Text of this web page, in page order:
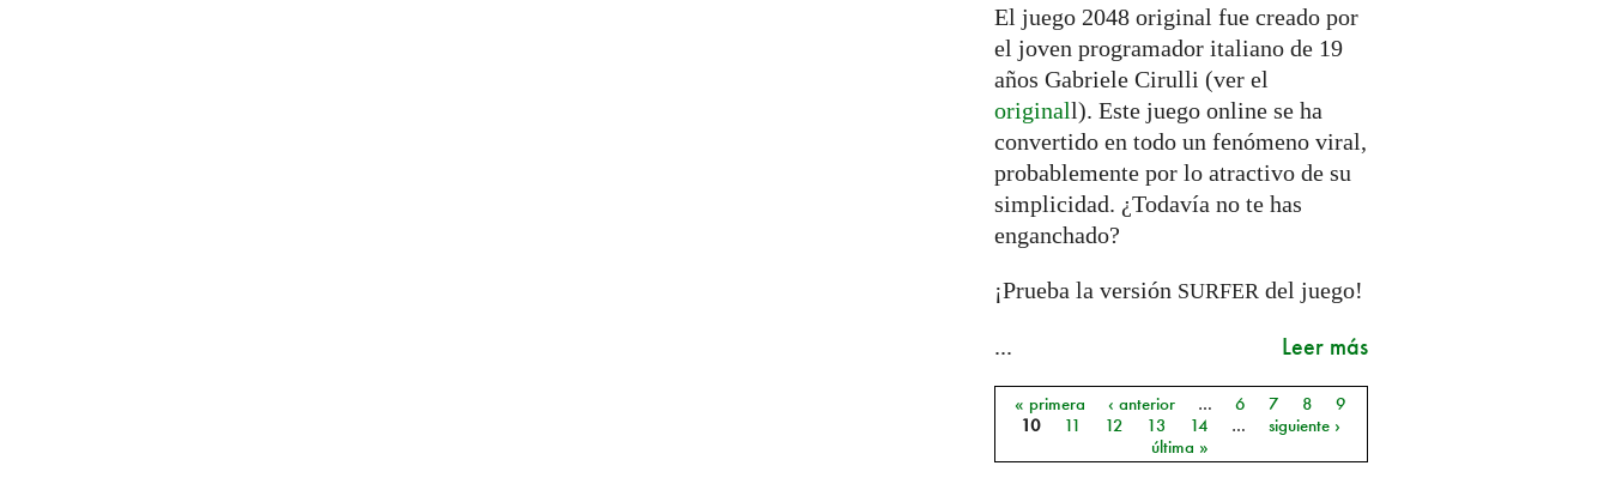
El juego 2048 original fue creado por
el joven programador italiano de 19
años Gabriele Cirulli (ver el
originall). Este juego online se ha
convertido en todo un fenómeno viral,
probablemente por lo atractivo de su
simplicidad. ¿Todavía no te has
enganchado?
¡Prueba la versión SURFER del juego!
... Leer más
Páginas
« primera ‹ anterior … 6 7 8
9
10
11 12 13 14 …
siguiente ›
última »